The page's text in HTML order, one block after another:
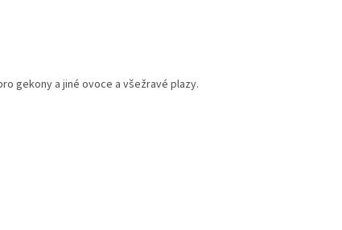
gekony a jiné ovoce a všežravé plazy.